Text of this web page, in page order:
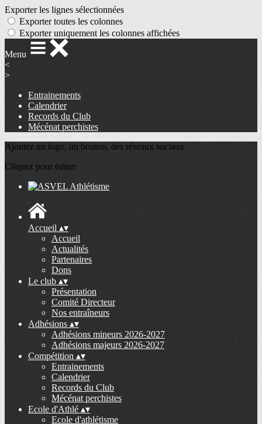
Exporter les lignes sélectionnées
Exporter toutes les colonnes
Exporter uniquement les colonnes affichées
Menu
<
>
Entrainements
Calendrier
Records du Club
Mécénat perchistes
Ajoutez un logo, un bouton, des réseaux sociaux
Cliquez pour éditer
Accueil ▴▾
Accueil
Actualités
Partenaires
Dons
Le club ▴▾
Présentation
Comité Directeur
Nos entraîneurs
Adhésions ▴▾
Adhésions mineurs 2026-2027
Adhésions majeurs 2026-2027
Compétition ▴▾
Entrainements
Calendrier
Records du Club
Mécénat perchistes
Ecole d'Athlé ▴▾
Ecole d'athlétisme